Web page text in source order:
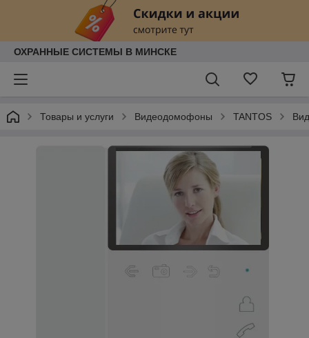
ОХРАННЫЕ СИСТЕМЫ В МИНСКЕ
Товары и услуги Видеодомофоны TANTOS